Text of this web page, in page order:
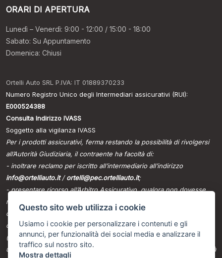
Questo sito web utilizza i cookie
Usiamo i cookie per personalizzare i contenuti e gli
annunci, per funzionalità dei social media e analizzare il
traffico sul nostro sito.
Mostra dettagli
ORARI DI APERTURA
Lunedì – Venerdì: 9:00 - 12:00 / 15:00 - 18:00
Sabato: Su Appuntamento
Domenica: Chiusi
Ortelli Auto SRL P.IVA: IT 01889370233
Numero Registro Unico degli Intermediari assicurativi (RUI):
E000524388
Consulta Indirizzo IVASS
Soggetto alla vigilanza IVASS
Per i prodotti assicurativi, ferma restando la possibilità di rivolgersi
all’Autorità Giudiziaria, il contraente ha facoltà di:
- inoltrare reclamo per iscritto all’intermediario all’indirizzo
info@ortelliauto.it/ortelli@pec.ortelliauto.it;
- presentare ricorso all’Arbitro Assicurativo, qualora non dovesse
ritenersi soddisfatto dall’esito del reclamo all’intermediario o in caso
di assenza di riscontro entro il termine di legge, tramite il portale
disponibile sul sito internet dello stesso
(www.arbitroassicurativo.org), dove è possibile consultare gli
ulteriori requisiti di ammissibilità, le informazioni relative alle modalità